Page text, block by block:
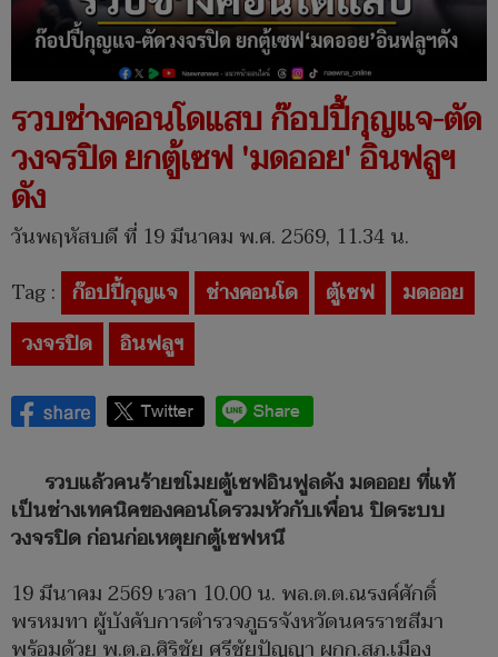
รวบช่างคอนโดแสบ ก๊อปปี้กุญแจ-ตัด
วงจรปิด ยกตู้เซฟ 'มดออย' อินฟลูฯ
ดัง
วันพฤหัสบดี ที่ 19 มีนาคม พ.ศ. 2569, 11.34 น.
Tag : ก๊อปปี้กุญแจ ช่างคอนโด ตู้เซฟ
มดออย
วงจรปิด
อินฟลูฯ
รวบแล้วคนร้ายขโมยตู้เซฟอินฟูลดัง มดออย ที่แท้
เป็นช่างเทคนิคของคอนโดรวมหัวกับเพื่อน ปิดระบบ
วงจรปิด ก่อนก่อเหตุยกตู้เซฟหนี
19 มีนาคม 2569 เวลา 10.00 น. พล.ต.ต.ณรงค์ศักดิ์
พรหมทา ผู้บังคับการตำรวจภูธรจังหวัดนครราชสีมา
พร้อมด้วย พ.ต.อ.ศิริชัย ศรีชัยปัญญา ผกก.สภ.เมือง